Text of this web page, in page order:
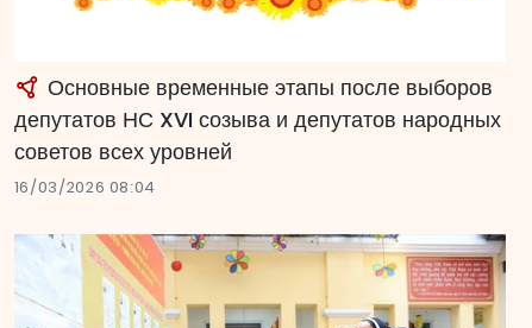
Основные временные этапы после выборов
депутатов НС XVI созыва и депутатов народных
советов всех уровней
16/03/2026 08:04